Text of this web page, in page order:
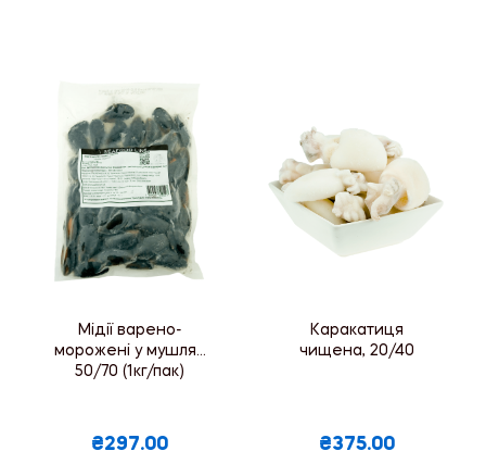
Мідії варено-
морожені у мушлях
50/70 (1кг/пак)
₴297.00
Каракатиця
чищена, 20/40
₴375.00